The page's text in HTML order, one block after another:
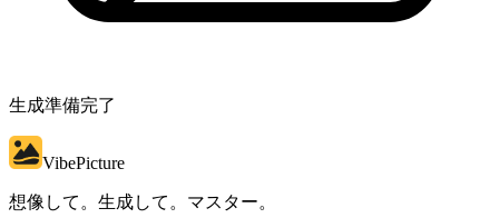
生成準備完了
VibePicture
想像して。生成して。マスター。